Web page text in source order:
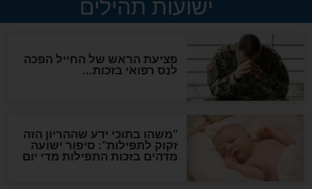
סגולת ע"ב שמות הקודש
תפילה סגולית להמתקת
הדינים